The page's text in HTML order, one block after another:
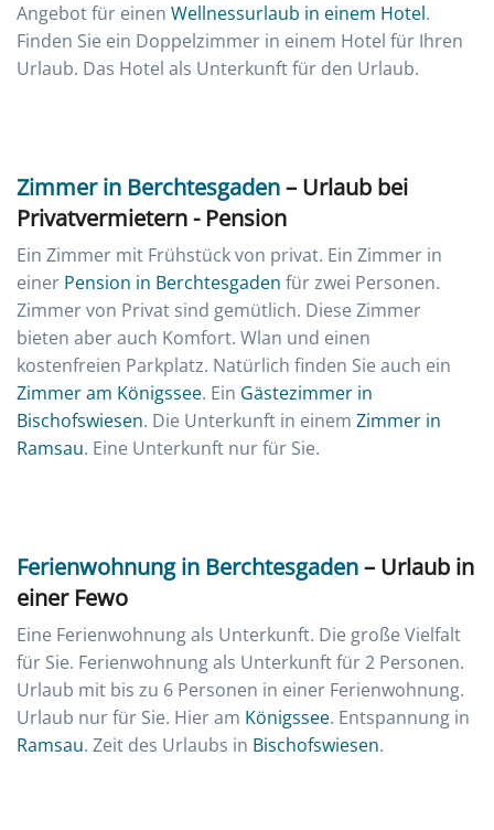
Angebot für einen Wellnessurlaub in einem Hotel.
Finden Sie ein Doppelzimmer in einem Hotel für Ihren
Urlaub. Das Hotel als Unterkunft für den Urlaub.
Zimmer in Berchtesgaden– Urlaub bei
Privatvermietern - Pension
Ein Zimmer mit Frühstück von privat. Ein Zimmer in
einer Pension in Berchtesgaden für zwei Personen.
Zimmer von Privat sind gemütlich. Diese Zimmer
bieten aber auch Komfort. Wlan und einen
kostenfreien Parkplatz. Natürlich finden Sie auch ein
Zimmer am Königssee. Ein Gästezimmer in
Bischofswiesen. Die Unterkunft in einem Zimmer in
Ramsau. Eine Unterkunft nur für Sie.
Ferienwohnung in Berchtesgaden– Urlaub in
einer Fewo
Eine Ferienwohnung als Unterkunft. Die große Vielfalt
für Sie. Ferienwohnung als Unterkunft für 2 Personen.
Urlaub mit bis zu 6 Personen in einer Ferienwohnung.
Urlaub nur für Sie. Hier am Königssee. Entspannung in
Ramsau. Zeit des Urlaubs in Bischofswiesen.